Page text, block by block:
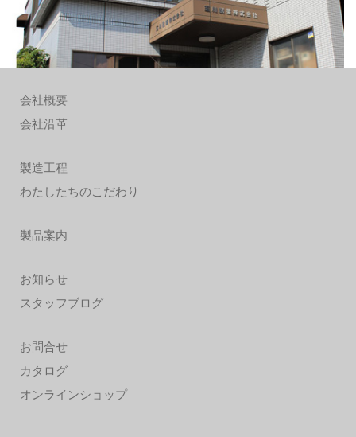
会社概要
会社沿革
製造工程
わたしたちのこだわり
製品案内
お知らせ
スタッフブログ
お問合せ
カタログ
オンラインショップ